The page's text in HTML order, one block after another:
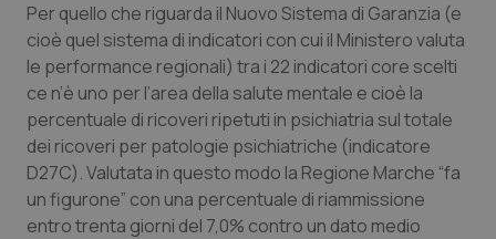
Quotidiano Oncologia
Quotidiano Pediatria
Rene & patologie urogenitali
Salute orale & impianti
Per quello che riguarda il Nuovo Sistema di Garanzia (e
cioè quel sistema di indicatori con cui il Ministero valuta
le performance regionali) tra i 22 indicatori core scelti
ce n’è uno per l’area della salute mentale e cioè la
percentuale di ricoveri ripetuti in psichiatria sul totale
dei ricoveri per patologie psichiatriche (indicatore
D27C). Valutata in questo modo la Regione Marche “fa
un figurone” con una percentuale di riammissione
entro trenta giorni del 7,0% contro un dato medio